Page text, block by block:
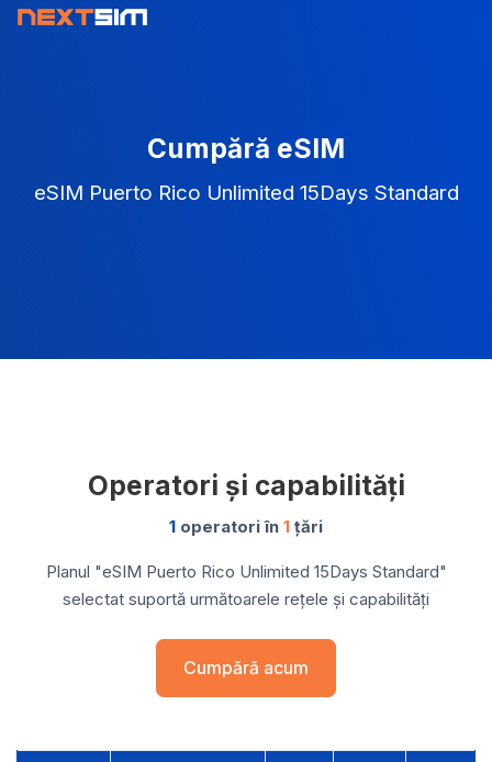
Cumpără eSIM
eSIM Puerto Rico Unlimited 15Days Standard
Operatori și capabilități
1 operatori în 1 țări
Planul "eSIM Puerto Rico Unlimited 15Days Standard"
selectat suportă următoarele rețele și capabilități
Cumpără acum